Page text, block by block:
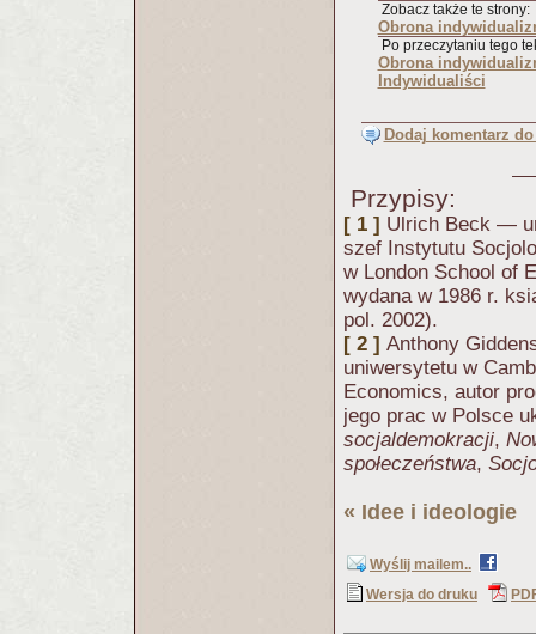
Zobacz także te strony:
Obrona
Po przeczytaniu tego
Obrona
Indywidualiści
Dodaj komentarz
Przypisy:
[ 1 ] Ulrich Beck —
szef Instytutu
w London School of
wydana w 1986 r.
pol. 2002).
[ 2 ] Anthony
uniwersytetu w
Economics, autor
jego prac w Polsce
socjaldemokracji,
społeczeństwa,
« Idee i ideologie
Wyślij mailem..
Wersja do druku